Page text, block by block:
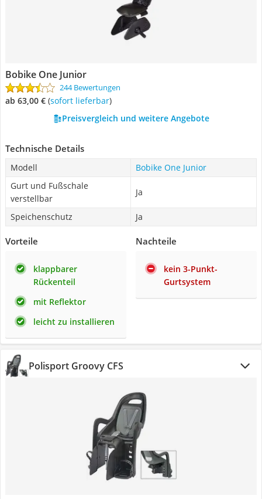
Bobike One Junior
244 Bewertungen
ab 63,00 € ( Sofort lieferbar)
Preisvergleich und weitere Angebote
Technische Details
Modell
Bobike One Junior
Gurt und Fußschale
verstellbar
Ja
Speichenschutz Ja
Vorteile
klappbarer
Rückenteil
mit Reflektor
leicht zu installieren
Nachteile
kein 3-Punkt-
Gurtsystem
Polisport Groovy CFS